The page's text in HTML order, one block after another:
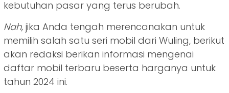
kebutuhan pasar yang terus berubah.
Nah, jika Anda tengah merencanakan untuk
memilih salah satu seri mobil dari Wuling, berikut
akan redaksi berikan informasi mengenai
daftar mobil terbaru beserta harganya untuk
tahun 2024 ini.